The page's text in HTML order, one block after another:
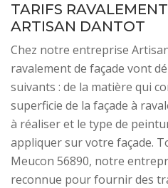
TARIFS
ARTISAN DANTOT
Chez notre entreprise
ravalement de façade vont
suivants : de la matière qui
superficie de la façade à
à réaliser et le type de
appliquer sur votre façade.
Meucon 56890, notre
reconnue pour fournir des